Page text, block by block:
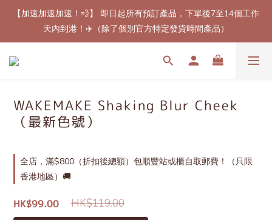
【最新免郵優惠！🚚】滿$800（折扣後總額）包順豐站或櫃自取
郵費！（只限香港地區）
【加速加速加速！💨】 即日起所有預訂產品，下單後7至14個工作
天內到港！✈️（除了個別官方特定發貨時間產品）
【最新免郵優惠！🚚】滿$800（折扣後總額）包順豐站或櫃自取
WAKEMAKE Shaking Blur Cheek
（最新色號）
全店，滿$800（折扣後總額）包順豐站或櫃自取郵費！（只限
香港地區）🚚
HK$99.00 HK$119.00